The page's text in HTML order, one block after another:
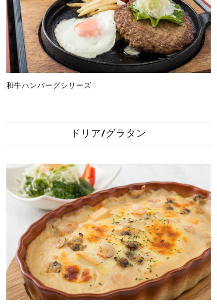
和牛ハンバーグシリーズ
ドリア/グラタン